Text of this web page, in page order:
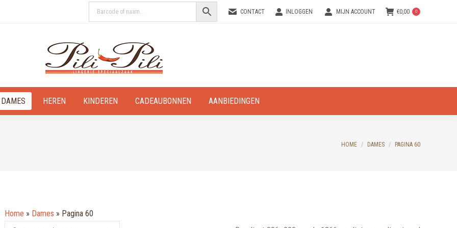
CONTACT INLOGGEN MIJN ACCOUNT €0,00 0
DAMES HEREN KINDEREN CADEAUBONNEN AANBIEDINGEN
You are here:
HOME DAMES PAGINA 60
Home » Dames » Pagina 60